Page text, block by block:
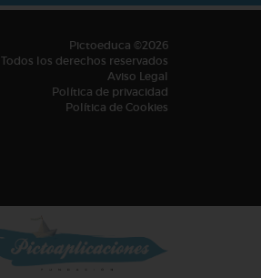
Pictoeduca ©2026
Todos los derechos reservados
Aviso Legal
Política de privacidad
Política de Cookies